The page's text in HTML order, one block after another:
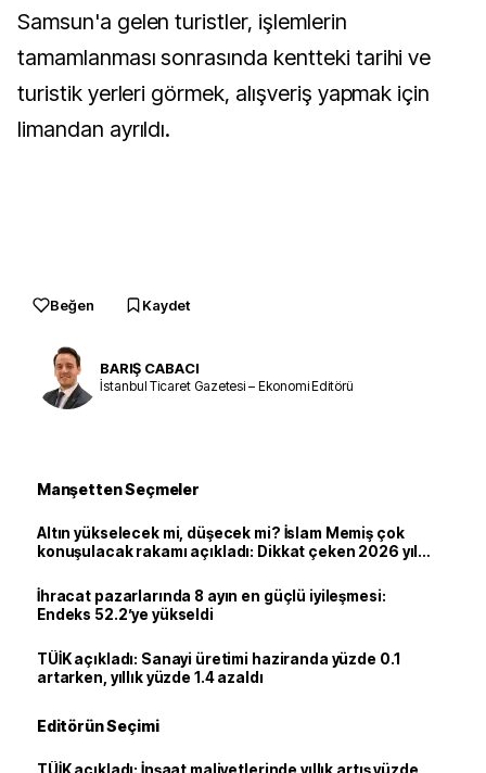
Samsun'a gelen turistler, işlemlerin
tamamlanması sonrasında kentteki tarihi ve
turistik yerleri görmek, alışveriş yapmak için
limandan ayrıldı.
Beğen Kaydet
BARIŞ CABACI
İstanbul Ticaret Gazetesi – Ekonomi Editörü
Manşetten Seçmeler
Altın yükselecek mi, düşecek mi? İslam Memiş çok
konuşulacak rakamı açıkladı: Dikkat çeken 2026 yıl
İhracat pazarlarında 8 ayın en güçlü iyileşmesi:
Endeks 52.2’ye yükseldi
TÜİK açıkladı: Sanayi üretimi haziranda yüzde 0.1
artarken, yıllık yüzde 1.4 azaldı
Editörün Seçimi